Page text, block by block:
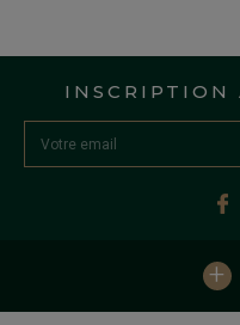
INSCRIPTION
+